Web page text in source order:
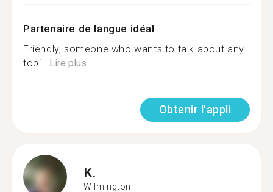
Partenaire de langue idéal
Friendly, someone who wants to talk about any
topi...Lire plus
Obtenir l'appli
K.
Wilmington